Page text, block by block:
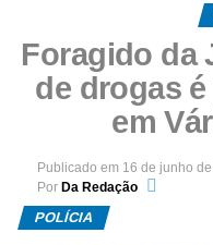
Foragido da
de drogas
em
Publicado em 16 de junho
Por Da Redação
POLÍCIA